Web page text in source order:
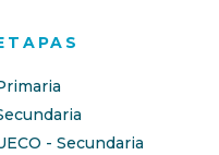
- Secundaria